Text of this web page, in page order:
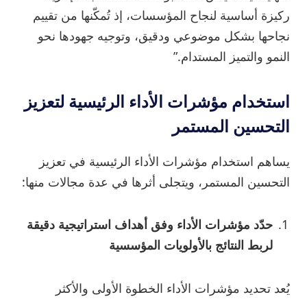
ركيزة أساسية لنجاح المؤسسات، إذ تُمكّنها من تقييم
نجاحها بشكل موضوعي ودقيق، وتوجيه جهودها نحو
النمو والتميز المستدام.”
استخدام مؤشرات الأداء الرئيسية لتعزيز
التحسين المستمر
يساهم استخدام مؤشرات الأداء الرئيسية في تعزيز
التحسين المستمر، ويتجلى أثرها في عدة مجالات منها:
حدّد مؤشرات الأداء وفق أهداف استراتيجية دقيقة
لربط النتائج بالأولويات المؤسسية
يُعد تحديد مؤشرات الأداء الخطوة الأولى والأكثر